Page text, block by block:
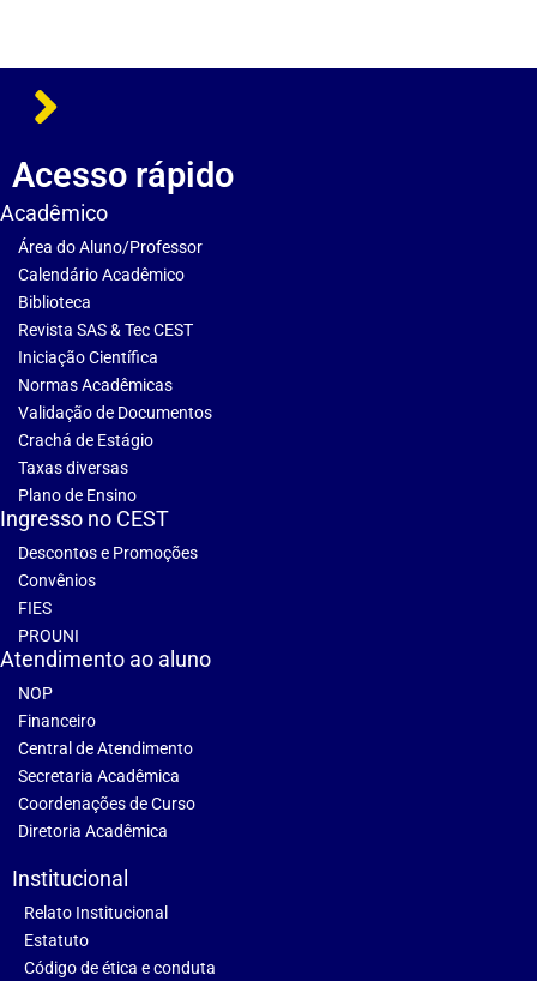
Acesso rápido
Acadêmico
Área do Aluno/Professor
Calendário Acadêmico
Biblioteca
Revista SAS & Tec CEST
Iniciação Científica
Normas Acadêmicas
Validação de Documentos
Crachá de Estágio
Taxas diversas
Plano de Ensino
Ingresso no CEST
Descontos e Promoções
Convênios
FIES
PROUNI
Atendimento ao aluno
NOP
Financeiro
Central de Atendimento
Secretaria Acadêmica
Coordenações de Curso
Diretoria Acadêmica
Institucional
Relato Institucional
Estatuto
Código de ética e conduta